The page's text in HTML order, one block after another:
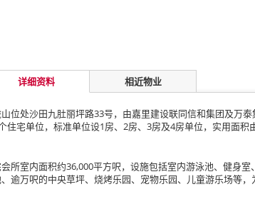
详细资料 相近物业
位处沙田九肚丽坪路33号，由嘉里建设联同信和集团及万
住宅单位，标准单位设1房、2房、3房及4房单位，实用面
所室内面积约36,000平方呎，设施包括室内游泳池、健身
逾万呎的中央草坪、烧烤乐园、宠物乐园、儿童游乐场等，